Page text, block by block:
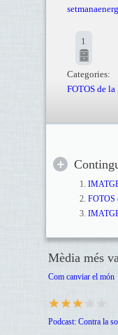
1
Categories:
FOTOS de la
FOTOS
Mèdia més
Com canviar el món
Podcast: Contra la